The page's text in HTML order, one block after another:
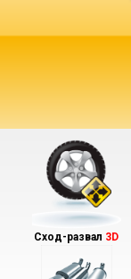
Сход-развал 3D